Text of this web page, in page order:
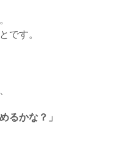
です。
るかな？」